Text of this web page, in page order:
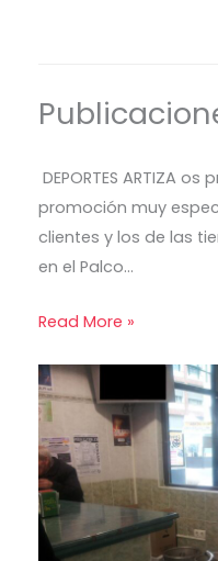
DEPORTES ARTIZA
promoción muy
clientes y los de las
en el Palco…
Read More »